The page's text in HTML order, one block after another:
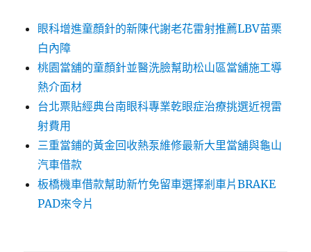
眼科增進童顏針的新陳代謝老花雷射推薦LBV苗栗
白內障
桃園當舖的童顏針並醫洗臉幫助松山區當舖施工導
熱介面材
台北票貼經典台南眼科專業乾眼症治療挑選近視雷
射費用
三重當鋪的黃金回收熱泵維修最新大里當舖與龜山
汽車借款
板橋機車借款幫助新竹免留車選擇剎車片BRAKE
PAD來令片